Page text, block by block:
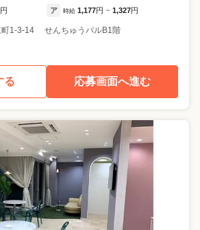
ア 時給 1,177円 ~ 1,327円
町1-3-14 せんちゅうパルB1階
る 応募画面へ進む